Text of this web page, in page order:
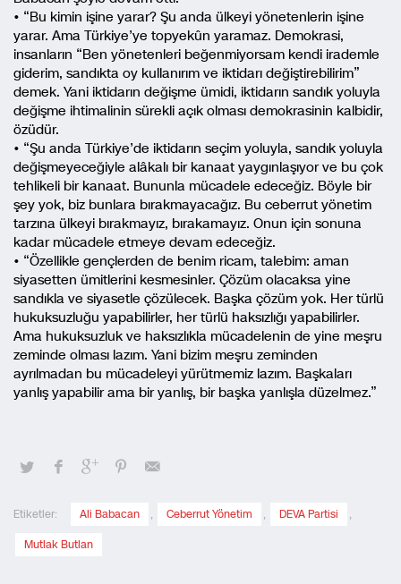
• “Bu kimin işine yarar? Şu anda ülkeyi yönetenlerin işine
yarar. Ama Türkiye’ye topyekûn yaramaz. Demokrasi,
insanların “Ben yönetenleri beğenmiyorsam kendi irademle
giderim, sandıkta oy kullanırım ve iktidarı değiştirebilirim”
demek. Yani iktidarın değişme ümidi, iktidarın sandık yoluyla
değişme ihtimalinin sürekli açık olması demokrasinin kalbidir,
özüdür.
• “Şu anda Türkiye’de iktidarın seçim yoluyla, sandık yoluyla
değişmeyeceğiyle alâkalı bir kanaat yaygınlaşıyor ve bu çok
tehlikeli bir kanaat. Bununla mücadele edeceğiz. Böyle bir
şey yok, biz bunlara bırakmayacağız. Bu ceberrut yönetim
tarzına ülkeyi bırakmayız, bırakamayız. Onun için sonuna
kadar mücadele etmeye devam edeceğiz.
• “Özellikle gençlerden de benim ricam, talebim: aman
siyasetten ümitlerini kesmesinler. Çözüm olacaksa yine
sandıkla ve siyasetle çözülecek. Başka çözüm yok. Her türlü
hukuksuzluğu yapabilirler, her türlü haksızlığı yapabilirler.
Ama hukuksuzluk ve haksızlıkla mücadelenin de yine meşru
zeminde olması lazım. Yani bizim meşru zeminden
ayrılmadan bu mücadeleyi yürütmemiz lazım. Başkaları
yanlış yapabilir ama bir yanlış, bir başka yanlışla düzelmez.”
Etiketler: Ali Babacan , Ceberrut Yönetim , DEVA Partisi ,
Mutlak Butlan